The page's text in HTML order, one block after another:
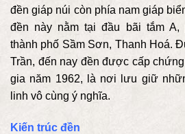
đền giáp núi còn phía nam giáp
đền này nằm tại đầu bãi tắm
thành phố Sầm Sơn, Thanh Hoá.
Trần, đến nay đền được cấp
gia năm 1962, là nơi lưu giữ
linh vô cùng ý nghĩa.
Kiến trúc đền